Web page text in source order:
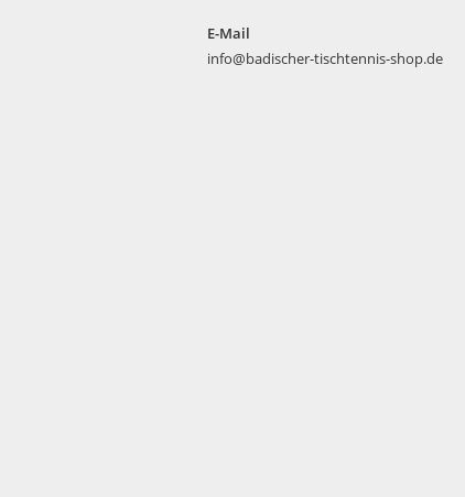
E-Mail
info@badischer-tischtennis-shop.de